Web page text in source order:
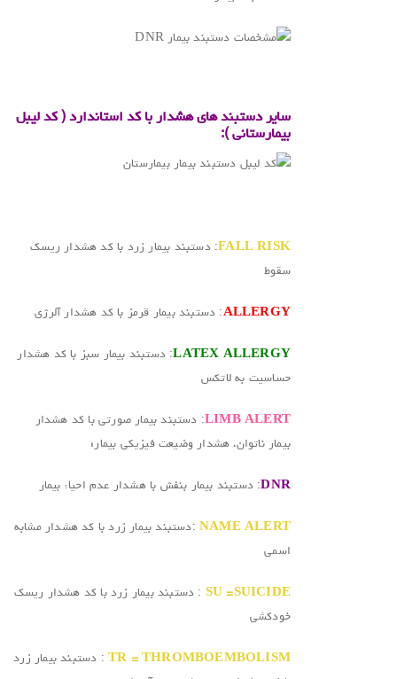
سایر دستبند های هشدار با کد استاندارد ( کد لیبل
بیمارستانی ):
FALL RISK: دستبند بیمار زرد با کد هشدار ریسک
سقوط
ALLERGY: دستبند بیمار قرمز با کد هشدار آلرژی
LATEX ALLERGY: دستبند بیمار سبز با کد هشدار
حساسیت به لاتکس
LIMB ALERT: دستبند بیمار صورتی با کد هشدار
بیمار ناتوان، هشدار وضیعت فیزیکی بیمار؛
DNR: دستبند بیمار بنفش با هشدار عدم احیاء بیمار
NAME ALERT :دستبند بیمار زرد با کد هشدار مشابه
اسمی
SU =SUICIDE : دستبند بیمار زرد با کد هشدار ریسک
خودکشی
TR = THROMBOEMBOLISM : دستبند بیمار زرد